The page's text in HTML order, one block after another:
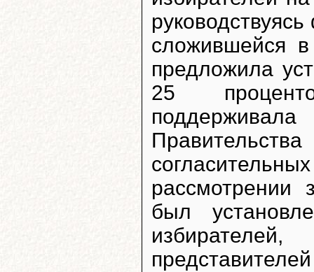
сложившейся
предложила
25
рассмотрении
был